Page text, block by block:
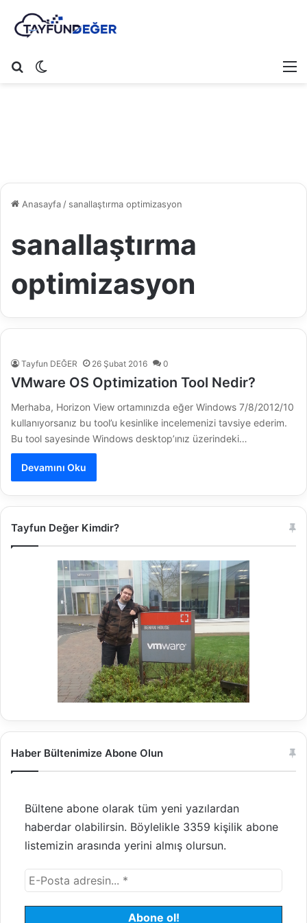
Arama yap ...
Anasayfa/ sanallaştırma optimizasyon
sanallaştırma
optimizasyon
Tayfun DEĞER 26 Şubat 2016 0
VMware OS Optimization Tool Nedir?
Merhaba, Horizon View ortamınızda eğer Windows 7/8/2012/10
kullanıyorsanız bu tool’u kesinlike incelemenizi tavsiye ederim.
Bu tool sayesinde Windows desktop’ınız üzerindeki…
Devamını Oku
Tayfun Değer Kimdir?
Haber Bültenimize Abone Olun
Bültene abone olarak tüm yeni yazılardan
haberdar olabilirsin. Böylelikle 3359 kişilik abone
listemizin arasında yerini almış olursun.